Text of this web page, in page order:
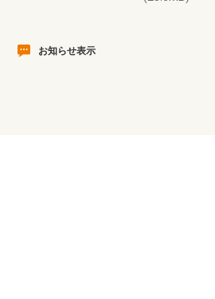
お知らせ表示